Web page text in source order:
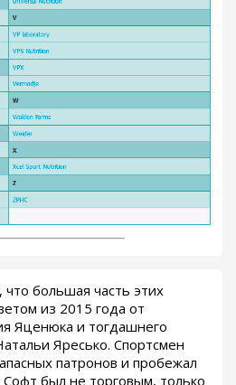
большая часть этих
из 2015 года от
Яценюка и тогдашнего
Яресько. Спортсмен
патронов и пробежал
был не торговым, только